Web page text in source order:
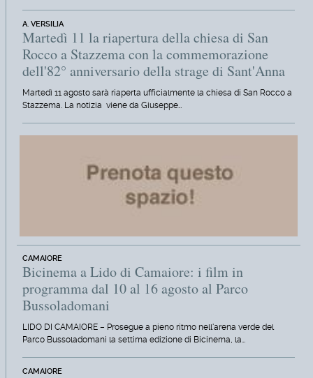
A. VERSILIA
Martedì 11 la riapertura della chiesa di San
Rocco a Stazzema con la commemorazione
dell'82° anniversario della strage di Sant'Anna
Martedì 11 agosto sarà riaperta ufficialmente la chiesa di San Rocco a
Stazzema. La notizia viene da Giuseppe…
CAMAIORE
Bicinema a Lido di Camaiore: i film in
programma dal 10 al 16 agosto al Parco
Bussoladomani
LIDO DI CAMAIORE – Prosegue a pieno ritmo nell'arena verde del
Parco Bussoladomani la settima edizione di Bicinema, la…
CAMAIORE